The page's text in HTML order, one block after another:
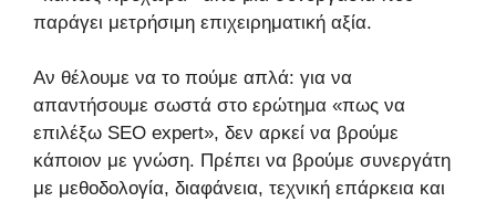
παράγει μετρήσιμη επιχειρηματική αξία.
Αν θέλουμε να το πούμε απλά: για να
απαντήσουμε σωστά στο ερώτημα «πως να
επιλέξω SEO expert», δεν αρκεί να βρούμε
κάποιον με γνώση. Πρέπει να βρούμε συνεργάτη
με μεθοδολογία, διαφάνεια, τεχνική επάρκεια και